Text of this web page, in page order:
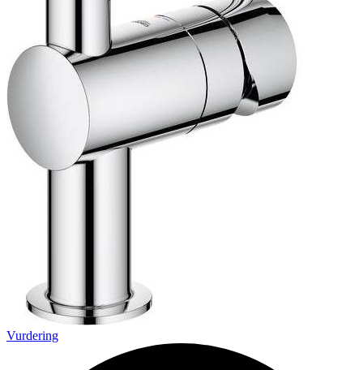
Vurdering